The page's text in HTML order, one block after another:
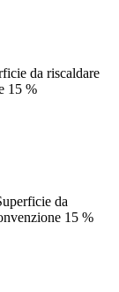
da riscaldare
15 %
da
15 %